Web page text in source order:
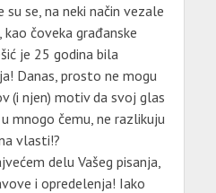
se, na neki način vezale
čoveka građanske
je 25 godina bila
Danas, prosto ne mogu
(i njen) motiv da svoj glas
mnogo čemu, ne razlikuju
vlasti!?
delu Vašeg pisanja,
i opredelenja! Iako